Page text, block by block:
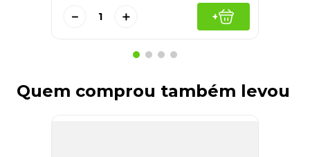
＋
－ +
Quem comprou também levou